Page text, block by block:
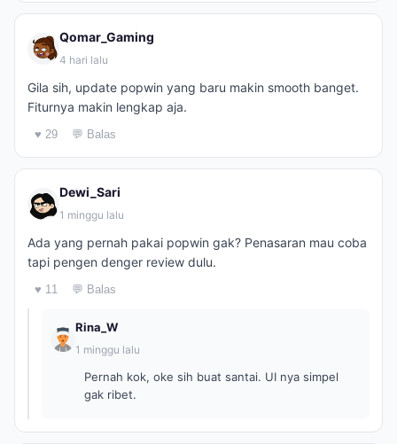
Qomar_Gaming
4 hari lalu
Gila sih, update popwin yang baru makin smooth banget.
Fiturnya makin lengkap aja.
♥ 29 💬 Balas
Dewi_Sari
1 minggu lalu
Ada yang pernah pakai popwin gak? Penasaran mau coba
tapi pengen denger review dulu.
♥ 11 💬 Balas
Rina_W
1 minggu lalu
Pernah kok, oke sih buat santai. UI nya simpel
gak ribet.